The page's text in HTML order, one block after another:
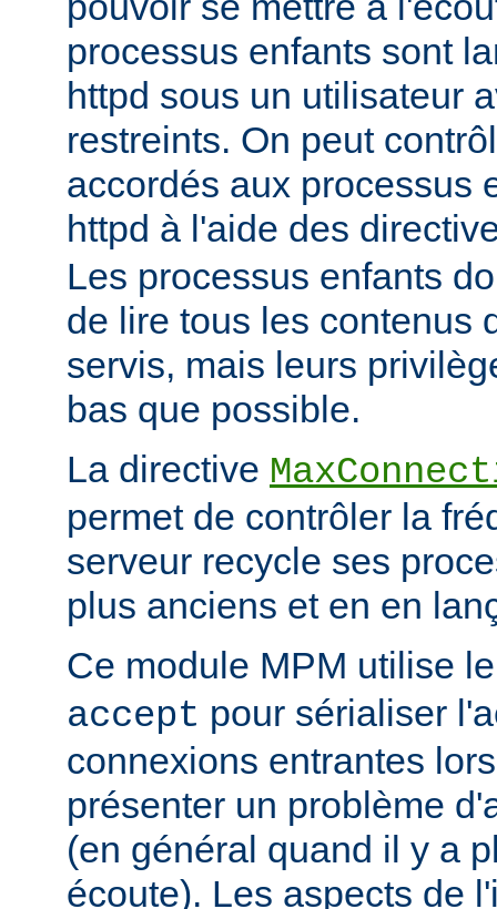
processus enfants sont
httpd sous un utilisateur
restreints. On peut
accordés aux processus
httpd à l'aide des
Les processus enfants
de lire tous les contenus
servis, mais leurs
bas que possible.
La directive
permet de contrôler la
serveur recycle ses
plus anciens et en en
Ce module MPM utilise
accept pour sérialiser
connexions entrantes
présenter un problème
(en général quand il y a
écoute). Les aspects de